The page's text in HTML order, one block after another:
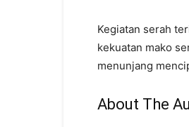
Kegiatan serah
kekuatan mako
menunjang
About The